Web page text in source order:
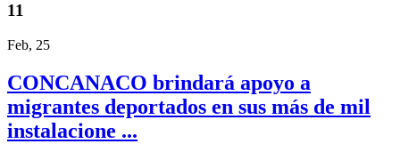
11
Feb, 25
CONCANACO brindará apoyo a
migrantes deportados en sus más de mil
instalacione ...